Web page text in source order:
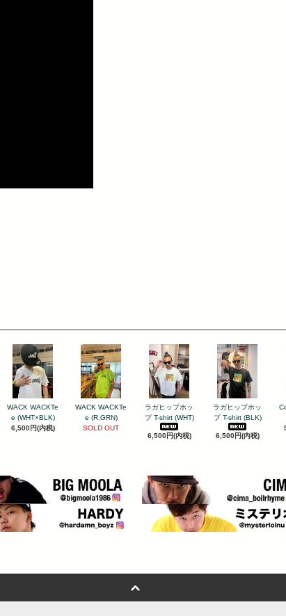
WACK WACKTe
e (WHT×BLK)
6,500円(内税)
WACK WACKTe
e (R.GRN)
SOLD OUT
ラガヒップホッ
プ T-shirt (WHT)
6,500円(内税)
ラガヒップホッ
プ T-shirt (BLK)
6,500円(内税)